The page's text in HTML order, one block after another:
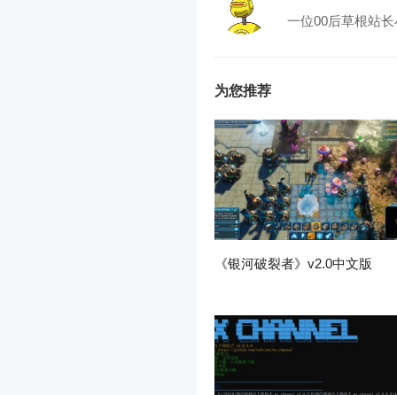
一位00后草根站
为您推荐
《银河破裂者》v2.0中文版